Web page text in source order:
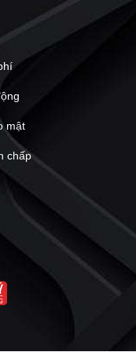
Mall
mại
lớn nhất Việt Nam
thành 3 tầng hầm và
thương hiệu đẳng
nhu cầu của cư dân
siêu thị tiêu dùng lớn
nhiều hàng hóa và
của các bà nội trợ.
mật
chấp